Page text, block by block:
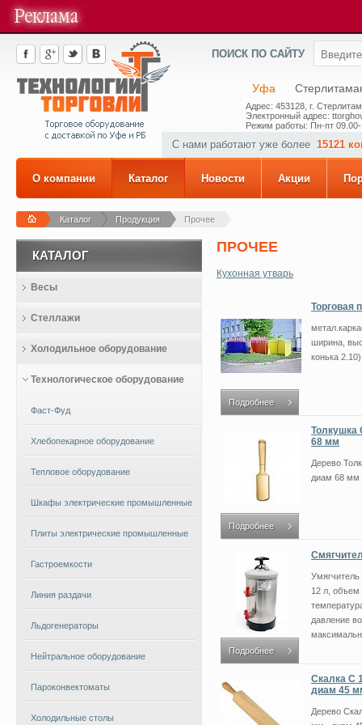
ПОИСК ПО САЙТУ
Уфа
Адрес: 453128, г.
Электронный адрес:
Режим работы: Пн-пт
С нами работают уже более 15121
О компании Каталог Новости Акции
Каталог Продукция Прочее
ПРОЧЕЕ
Кухонная утварь
Подробнее
Торговая
ширина,
конька 2.10)
Подробнее
Толкушка
68 мм
Дерево
диам 68 мм
Подробнее
12 л, объем
давление
Скалка С
диам 45
Дерево
КАТАЛОГ
Весы
Стеллажи
Холодильное оборудование
Технологическое оборудование
Фаст-Фуд
Хлебопекарное оборудование
Тепловое оборудование
Шкафы электрические промышленные
Плиты электрические промышленные
Гастроемкости
Линия раздачи
Льдогенераторы
Нейтральное оборудование
Пароконвектоматы
Холодильные столы